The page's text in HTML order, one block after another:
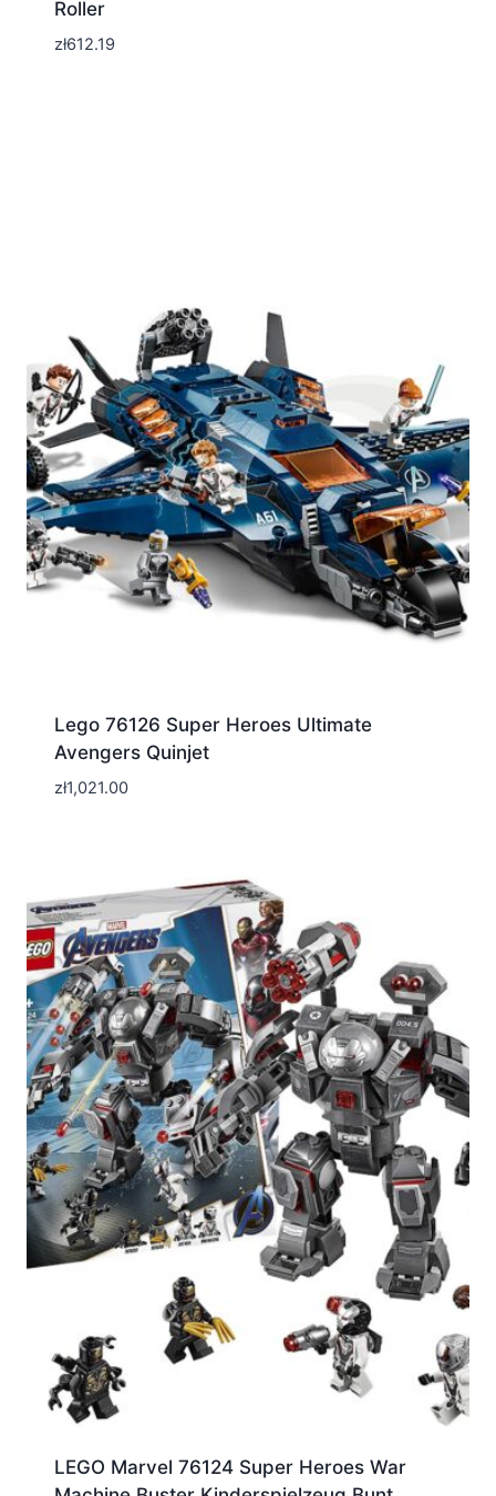
Roller
zł612.19
Lego 76126 Super Heroes Ultimate
Avengers Quinjet
zł1,021.00
LEGO Marvel 76124 Super Heroes War